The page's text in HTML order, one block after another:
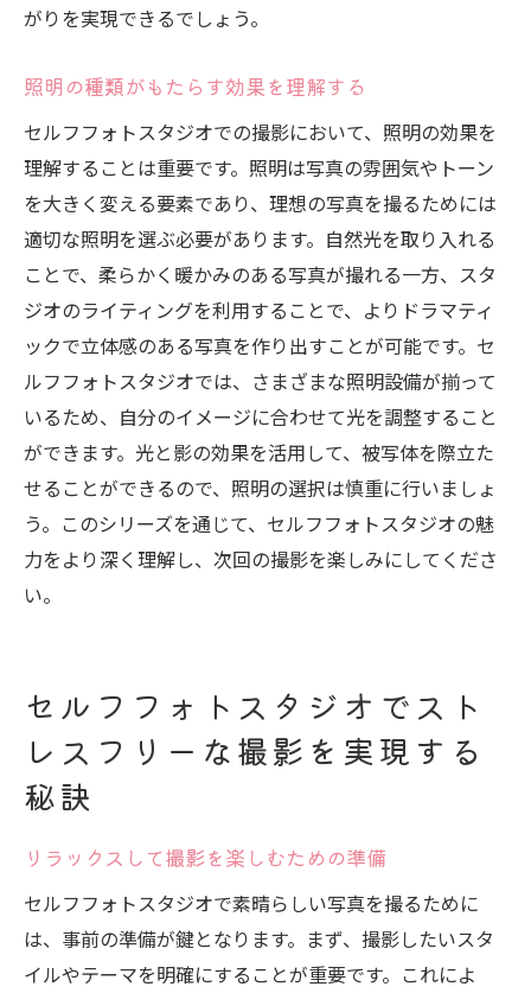
がりを実現できるでしょう。
照明の種類がもたらす効果を理解する
セルフフォトスタジオでの撮影において、照明の効果を
理解することは重要です。照明は写真の雰囲気やトーン
を大きく変える要素であり、理想の写真を撮るためには
適切な照明を選ぶ必要があります。自然光を取り入れる
ことで、柔らかく暖かみのある写真が撮れる一方、スタ
ジオのライティングを利用することで、よりドラマティ
ックで立体感のある写真を作り出すことが可能です。セ
ルフフォトスタジオでは、さまざまな照明設備が揃って
いるため、自分のイメージに合わせて光を調整すること
ができます。光と影の効果を活用して、被写体を際立た
せることができるので、照明の選択は慎重に行いましょ
う。このシリーズを通じて、セルフフォトスタジオの魅
力をより深く理解し、次回の撮影を楽しみにしてくださ
い。
セルフフォトスタジオでスト
レスフリーな撮影を実現する
秘訣
リラックスして撮影を楽しむための準備
セルフフォトスタジオで素晴らしい写真を撮るために
は、事前の準備が鍵となります。まず、撮影したいスタ
イルやテーマを明確にすることが重要です。これによ